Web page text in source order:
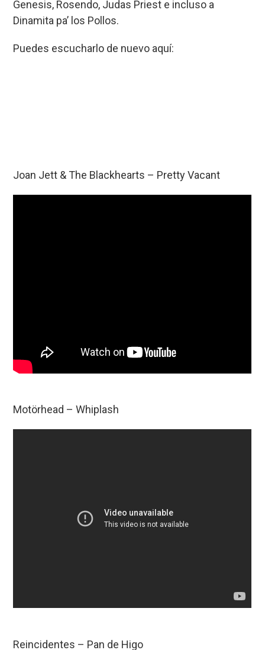
Genesis, Rosendo, Judas Priest e incluso a
Dinamita pa’ los Pollos.
Puedes escucharlo de nuevo aquí:
Joan Jett & The Blackhearts – Pretty Vacant
Motörhead – Whiplash
Reincidentes – Pan de Higo